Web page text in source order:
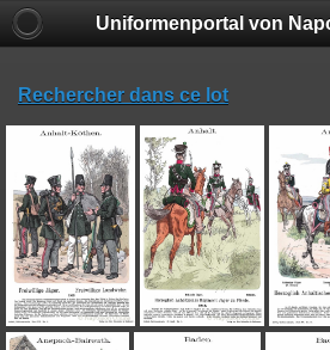
Uniformenportal von
Rechercher dans ce lot